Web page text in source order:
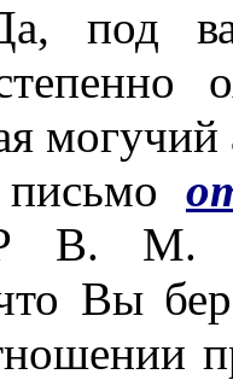
под
могучий
В. М.
Вы